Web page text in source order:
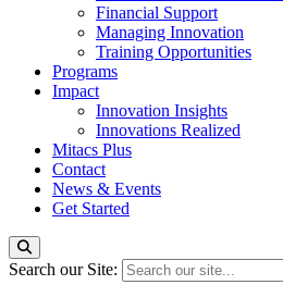
Financial Support
Managing Innovation
Training Opportunities
Programs
Impact
Innovation Insights
Innovations Realized
Mitacs Plus
Contact
News & Events
Get Started
Search our Site: